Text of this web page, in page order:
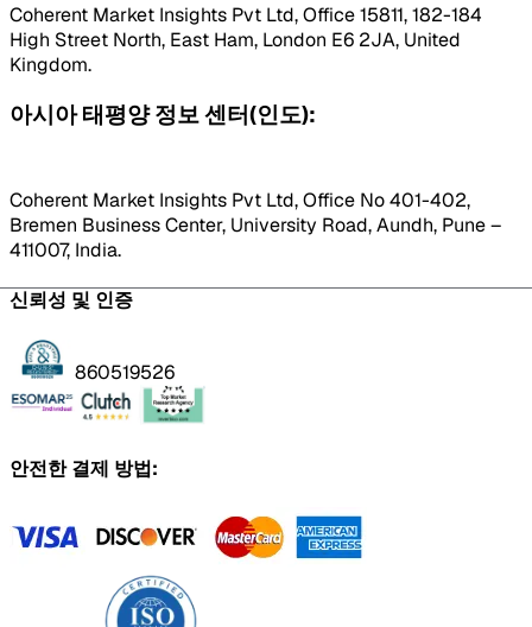
Coherent Market Insights Pvt Ltd, Office 15811, 182-184
High Street North, East Ham, London E6 2JA, United
Kingdom.
아시아 태평양 정보 센터(인도):
Coherent Market Insights Pvt Ltd, Office No 401-402,
Bremen Business Center, University Road, Aundh, Pune –
411007, India.
신뢰성 및 인증
860519526
안전한 결제 방법: